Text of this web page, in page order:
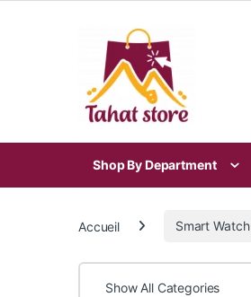
Shop By Department
Accueil Smart Watch
Show All Categories